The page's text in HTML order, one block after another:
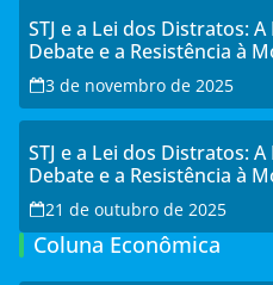
STJ e a Lei dos Distratos:
Debate e a Resistência à
3 de novembro de 2025
STJ e a Lei dos Distratos:
Debate e a Resistência à
21 de outubro de 2025
Coluna Econômica